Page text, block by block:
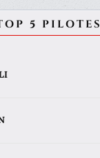
5 PILOTES